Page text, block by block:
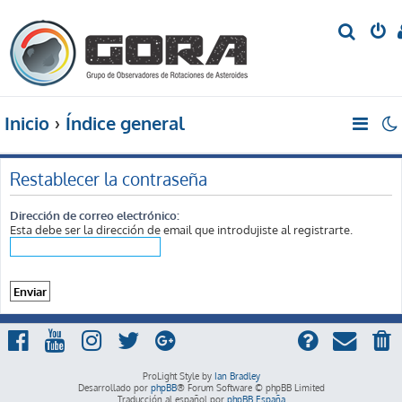
r
Inicio Índice general
Restablecer la contraseña
Dirección de correo electrónico:
Esta debe ser la dirección de email que introdujiste al registrarte.
ProLight Style by Ian Bradley
Desarrollado por phpBB® Forum Software © phpBB Limited
Traducción al español por phpBB España